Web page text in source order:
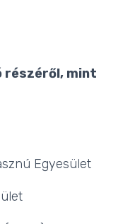
részéről, mint
Egyesület